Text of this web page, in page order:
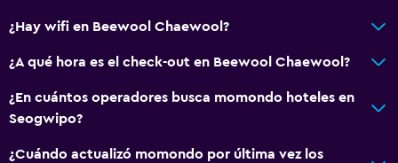
¿Hay wifi en Beewool Chaewool?
¿A qué hora es el check-out en Beewool Chaewool?
¿En cuántos operadores busca momondo hoteles en
Seogwipo?
¿Cuándo actualizó momondo por última vez los